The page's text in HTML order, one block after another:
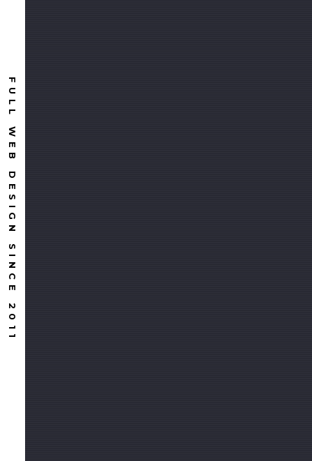
FULL WEB DESIGN SINCE 2011